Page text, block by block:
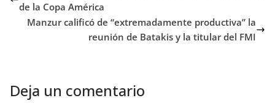
de la Copa América
Manzur calificó de “extremadamente productiva” la
reunión de Batakis y la titular del FMI
Deja un comentario